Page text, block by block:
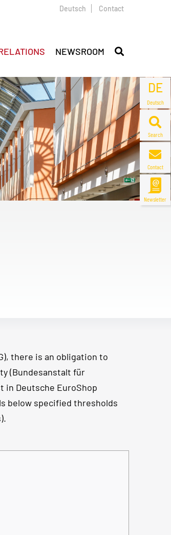
DE
Deutsch
Search
Contact
Newsletter
Deutsch Contact
NEWSROOM
there is an obligation to
(Bundesanstalt für
Deutsche EuroShop
below specified thresholds